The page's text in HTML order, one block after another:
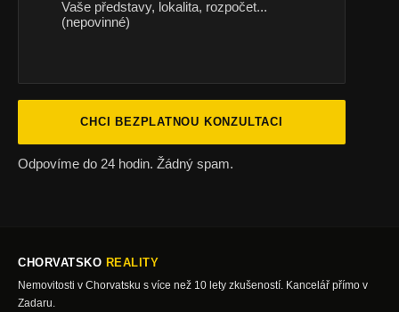
CHCI BEZPLATNOU KONZULTACI
Odpovíme do 24 hodin. Žádný spam.
CHORVATSKO REALITY
Nemovitosti v Chorvatsku s více než 10 lety zkušeností. Kancelář přímo v
Zadaru.